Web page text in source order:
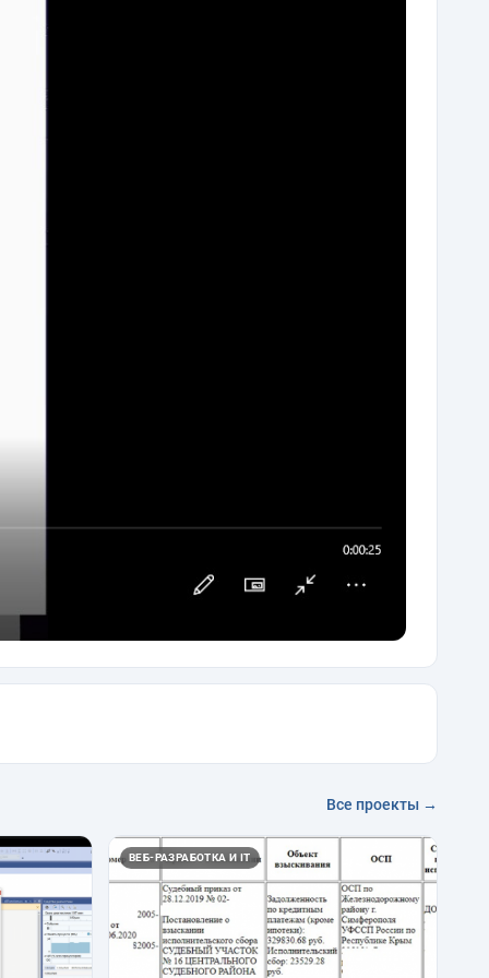
Все проекты →
ВЕБ-РАЗРАБОТКА И IT